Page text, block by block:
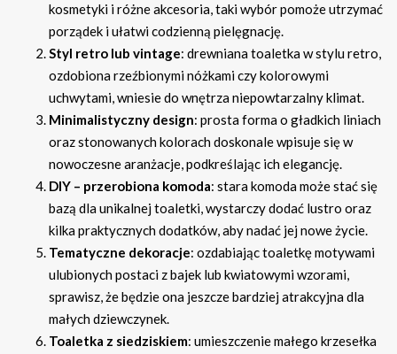
kosmetyki i różne akcesoria, taki wybór pomoże utrzymać
porządek i ułatwi codzienną pielęgnację.
Styl retro lub vintage: drewniana toaletka w stylu retro,
ozdobiona rzeźbionymi nóżkami czy kolorowymi
uchwytami, wniesie do wnętrza niepowtarzalny klimat.
Minimalistyczny design: prosta forma o gładkich liniach
oraz stonowanych kolorach doskonale wpisuje się w
nowoczesne aranżacje, podkreślając ich elegancję.
DIY – przerobiona komoda: stara komoda może stać się
bazą dla unikalnej toaletki, wystarczy dodać lustro oraz
kilka praktycznych dodatków, aby nadać jej nowe życie.
Tematyczne dekoracje: ozdabiając toaletkę motywami
ulubionych postaci z bajek lub kwiatowymi wzorami,
sprawisz, że będzie ona jeszcze bardziej atrakcyjna dla
małych dziewczynek.
Toaletka z siedziskiem: umieszczenie małego krzesełka